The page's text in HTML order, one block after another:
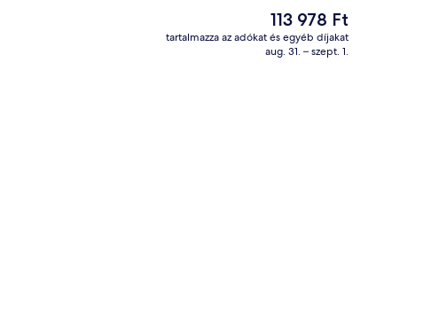
A
jelenlegi
ár
113 978 Ft
tartalmazza az adókat és egyéb díjakat
aug. 31. – szept. 1.